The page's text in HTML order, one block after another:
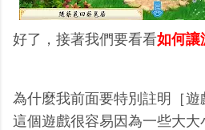
好了，接著我們要看看如何讓
為什麼我前面要特別註明［
這個遊戲很容易因為一些大